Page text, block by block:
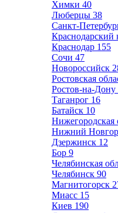
Химки 40
Люберцы 38
Санкт-
Краснодарский
Краснодар 155
Сочи 47
Новороссийск
Ростовская
Ростов-на-Дону
Таганрог 16
Батайск 10
Нижегородская
Нижний
Дзержинск 12
Бор 9
Челябинская
Челябинск 90
Магнитогорск
Миасс 15
Киев 190